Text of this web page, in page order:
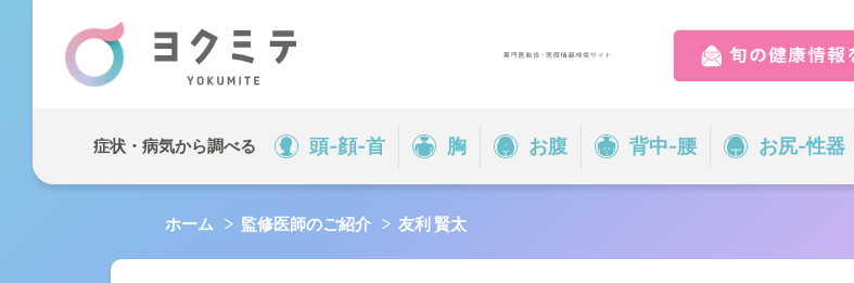
症状・病気から調べる 頭-顔-首 胸 お腹 背中-腰 お尻-性器
症状・病気から調べる
頭-顔-首
背中-腰
肩腕手
監修医師一覧
ホーム 監修医師のご紹介 友利 賢太